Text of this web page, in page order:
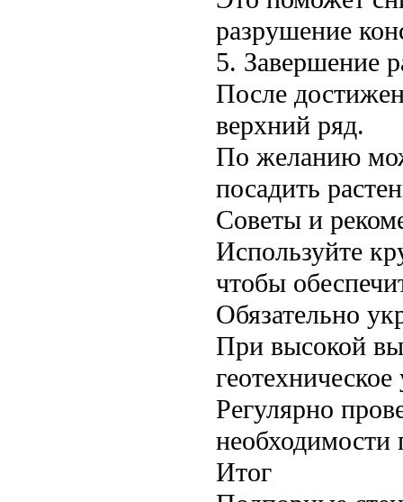
разрушение
5. Завершение
После
верхний ряд.
По желанию
посадить
Советы и
Используйте
чтобы
Обязательно
При высокой
Регулярно
необходимости
Итог